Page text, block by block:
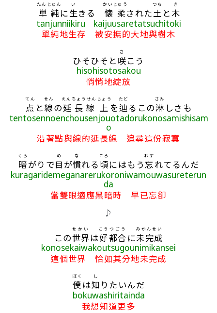
単純
たんじゅん
に生
い
きる懐柔
かいじゅう
された 土
つち
と木
き
tanjunniikiru kaijuusaretatsuchitoki
單純地生存 被安撫的大地與樹木
ひそひそと 咲
さ
こう
hisohisotosakou
悄悄地綻放
点
てん
と線
せん
の延長線
えんちょうせん
上
じょう
を辿
たど
るこの淋
さみ
しさも
tentosennoenchousenjouotadorukonosamishisam
o
沿著點與線的延長線 追尋這份寂寞
暗
くら
がりで目
め
が慣
な
れる 頃
ころ
にはもう忘
わす
れてるんだ
kuragaridemeganarerukoroniwamouwasureterun
da
當雙眼適應黑暗時 早已忘卻
♪
この世界
せかい
は好
こう
都合
つごう
に未完成
みかんせい
konosekaiwakoutsugounimikansei
這個世界 恰如其分地未完成
僕
ぼく
は知
し
りたいんだ
bokuwashiritainda
我想知道更多